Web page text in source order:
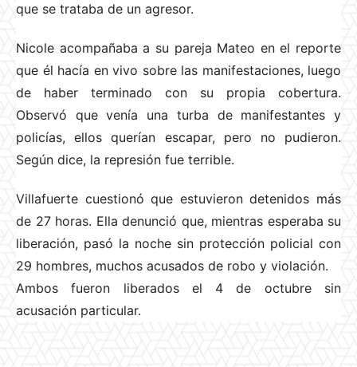
que se trataba de un agresor.
Nicole acompañaba a su pareja Mateo en el reporte
que él hacía en vivo sobre las manifestaciones, luego
de haber terminado con su propia cobertura.
Observó que venía una turba de manifestantes y
policías, ellos querían escapar, pero no pudieron.
Según dice, la represión fue terrible.
Villafuerte cuestionó que estuvieron detenidos más
de 27 horas. Ella denunció que, mientras esperaba su
liberación, pasó la noche sin protección policial con
29 hombres, muchos acusados de robo y violación.
Ambos fueron liberados el 4 de octubre sin
acusación particular.